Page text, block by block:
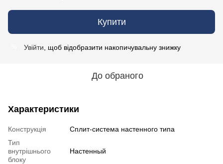
Купити
Увійти , щоб відобразити накопичувальну знижку
До обраного
Характеристики
Конструкція
Cплит-система настенного типа
Тип
внутрішнього
блоку
Настенный